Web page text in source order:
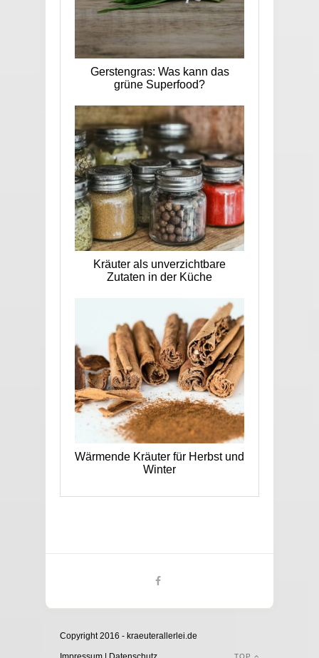
Gerstengras: Was kann das
grüne Superfood?
Kräuter als unverzichtbare
Zutaten in der Küche
Wärmende Kräuter für Herbst und
Winter
Copyright 2016 - kraeuterallerlei.de
TOP